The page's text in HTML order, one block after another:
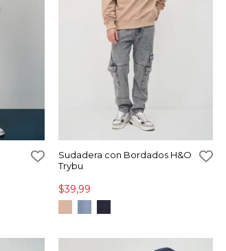
Sudadera con Bordados H&O
Trybu
$39,99